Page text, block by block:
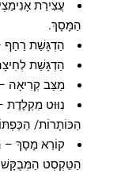
עֲצִירַת
הַמָּסָךְ.
הַדְגָּשַׁת רַחַף
הַדְגָּשַׁת
מַצַּב קְרִיאָה
נִוּוּט מִקְלֶדֶת
הַכּוֹתָרוֹת/
קוֹרֵא מָסָךְ –
הַטֵּקְסְט